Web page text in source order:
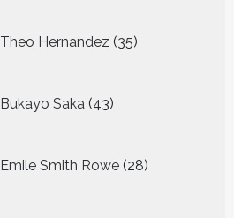
Theo Hernandez 35
producten
Bukayo Saka 43
producten
Emile Smith Rowe 28
producten